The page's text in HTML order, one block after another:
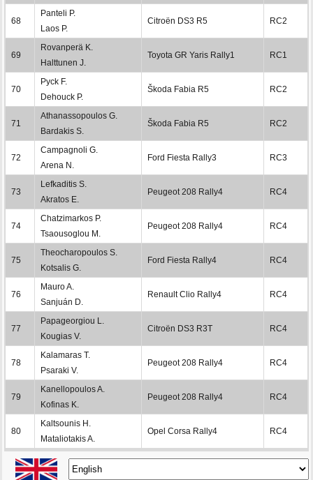
68
Panteli P.
Laos P.
Citroën DS3 R5 RC2
69
Rovanperä K.
Halttunen J.
Toyota GR Yaris Rally1 RC1
70
Pyck F.
Dehouck P.
Škoda Fabia R5 RC2
71
Athanassopoulos G.
Bardakis S.
Škoda Fabia R5 RC2
72
Campagnoli G.
Arena N.
Ford Fiesta Rally3 RC3
73
Lefkaditis S.
Akratos E.
Peugeot 208 Rally4 RC4
74
Chatzimarkos P.
Tsaousoglou M.
Peugeot 208 Rally4 RC4
75
Theocharopoulos S.
Kotsalis G.
Ford Fiesta Rally4 RC4
76
Mauro A.
Sanjuán D.
Renault Clio Rally4 RC4
77
Papageorgiou L.
Kougias V.
Citroën DS3 R3T RC4
78
Kalamaras T.
Psaraki V.
Peugeot 208 Rally4 RC4
79
Kanellopoulos A.
Kofinas K.
Peugeot 208 Rally4 RC4
80
Kaltsounis H.
Mataliotakis A.
Opel Corsa Rally4 RC4